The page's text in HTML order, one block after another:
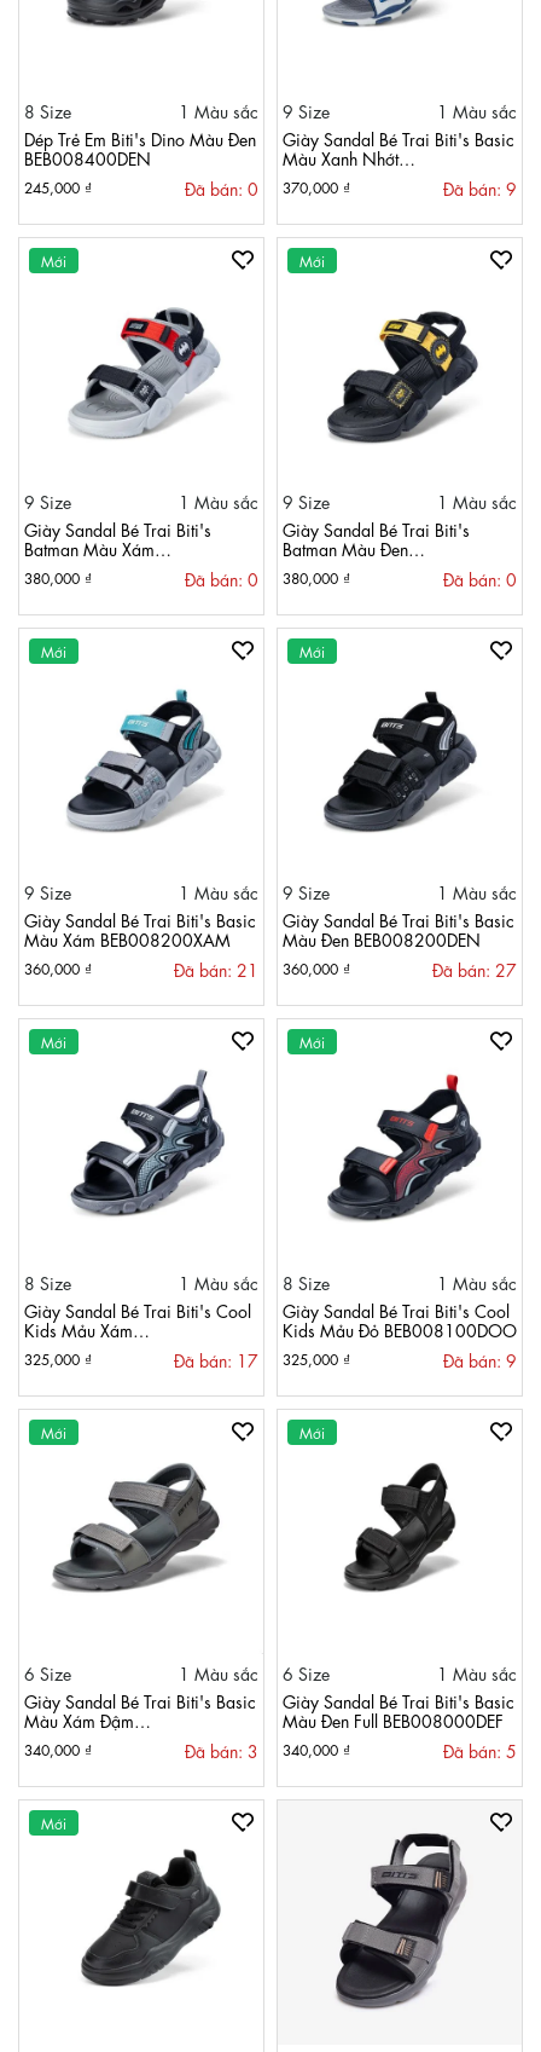
8 Size
1 Màu sắc
Dép Trẻ Em Biti's Dino Màu Đen
BEB008400DEN
245,000 ₫ Đã bán: 0
9 Size
1 Màu sắc
Giày Sandal Bé Trai Biti's Basic
Màu Xanh Nhớt
370,000 ₫ Đã bán: 9
Mới
9 Size
1 Màu sắc
Giày Sandal Bé Trai Biti's
Batman Màu Xám
380,000 ₫ Đã bán: 0
Mới
9 Size
1 Màu sắc
Giày Sandal Bé Trai Biti's
Batman Màu Đen
380,000 ₫ Đã bán: 0
Mới
9 Size
1 Màu sắc
Giày Sandal Bé Trai Biti's Basic
Màu Xám BEB008200XAM
360,000 ₫ Đã bán: 21
Mới
9 Size
1 Màu sắc
Giày Sandal Bé Trai Biti's Basic
Màu Đen BEB008200DEN
360,000 ₫ Đã bán: 27
Mới
8 Size
1 Màu sắc
Giày Sandal Bé Trai Biti's Cool
Kids Mảu Xám
325,000 ₫ Đã bán: 17
Mới
8 Size
1 Màu sắc
Giày Sandal Bé Trai Biti's Cool
Kids Mảu Đỏ BEB008100DOO
325,000 ₫ Đã bán: 9
Mới
6 Size
1 Màu sắc
Giày Sandal Bé Trai Biti's Basic
Màu Xám Đậm
340,000 ₫ Đã bán: 3
Mới
6 Size
1 Màu sắc
Giày Sandal Bé Trai Biti's Basic
Màu Đen Full BEB008000DEF
340,000 ₫ Đã bán: 5
Mới